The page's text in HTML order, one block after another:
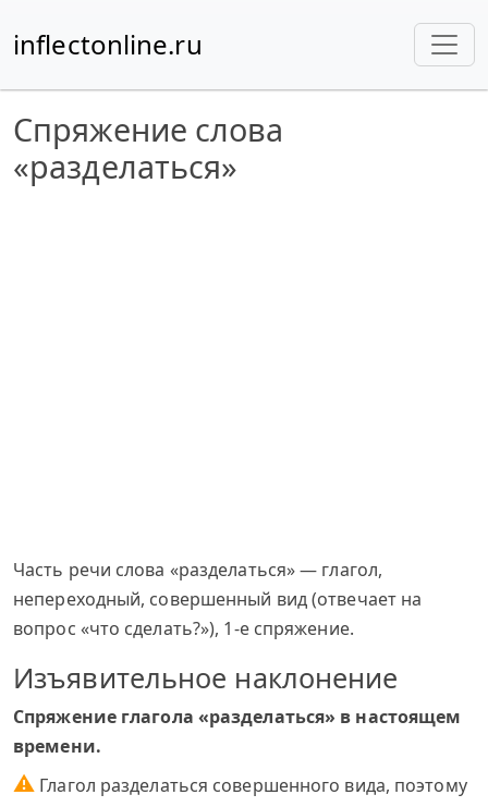
inflectonline.ru
Спряжение слова
«разделаться»
Часть речи слова «разделаться» — глагол,
непереходный, совершенный вид (отвечает на
вопрос «что сделать?»), 1-е спряжение.
Изъявительное наклонение
Спряжение глагола «разделаться» в настоящем
времени.
⚠ Глагол разделаться совершенного вида, поэтому